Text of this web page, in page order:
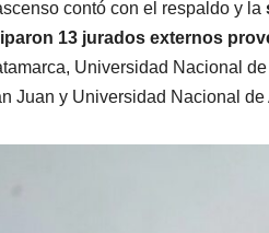
contó con el respaldo y la
13 jurados externos
Universidad Nacional
Juan y Universidad Nacional de